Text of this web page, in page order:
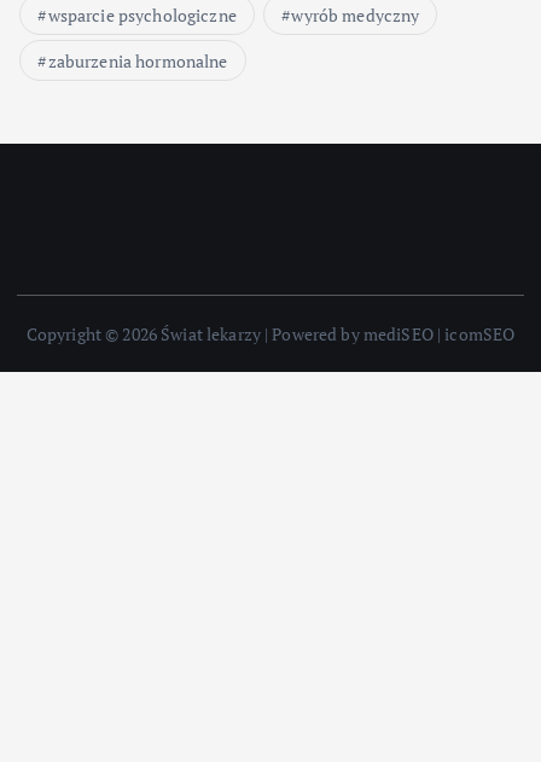
wsparcie psychologiczne
wyrób medyczny
zaburzenia hormonalne
Copyright © 2026 Świat lekarzy | Powered by mediSEO | icomSEO